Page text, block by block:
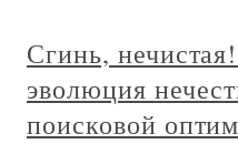
Сгинь,
эволюция
поисковой